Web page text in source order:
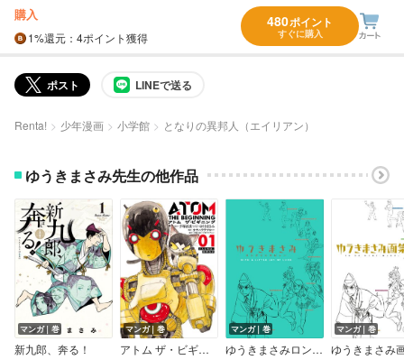
購入
1%還元 ：4ポイント獲得
480ポイント
すぐに購入
ポスト LINEで送る
Renta! 少年漫画 小学館 となりの異邦人（エイリアン）
ゆうきまさみ先生の他作品
マンガ｜巻
新九郎、奔る！
マンガ｜巻
アトム ザ・ビギニング
マンガ｜巻
ゆうきまさみロングインタビュー WITH A LITTLE BIT OF LUCK
マンガ｜巻